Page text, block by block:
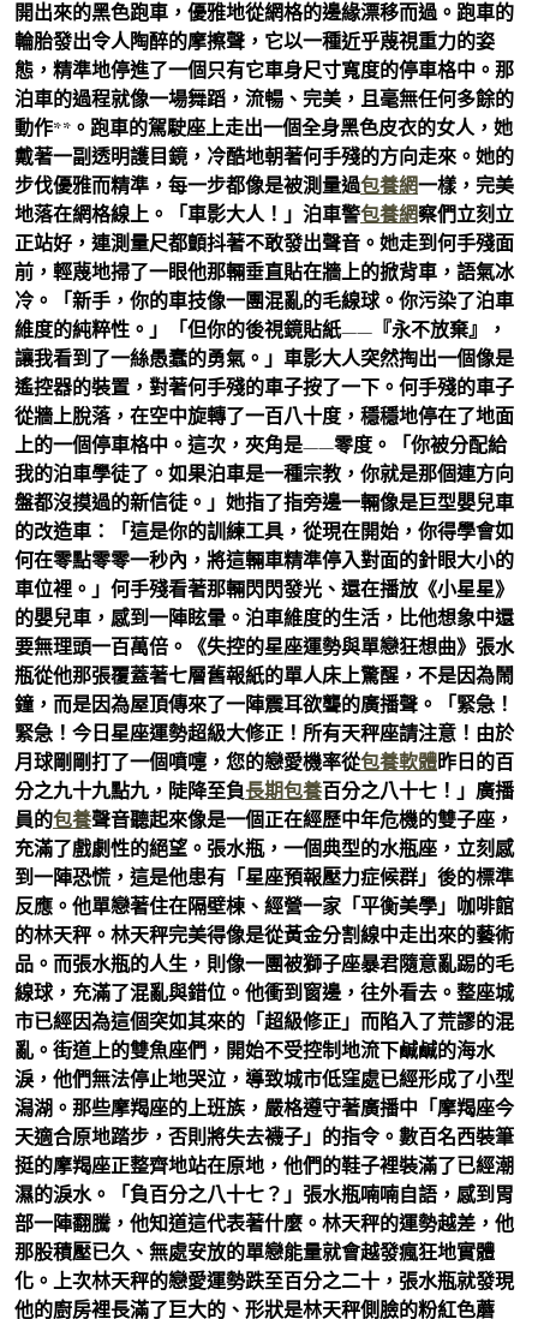
開出來的黑色跑車，優雅地從網格的邊緣漂移而過。跑車的
輪胎發出令人陶醉的摩擦聲，它以一種近乎蔑視重力的姿
態，精準地停進了一個只有它車身尺寸寬度的停車格中。那
泊車的過程就像一場舞蹈，流暢、完美，且毫無任何多餘的
動作**。跑車的駕駛座上走出一個全身黑色皮衣的女人，她
戴著一副透明護目鏡，冷酷地朝著何手殘的方向走來。她的
步伐優雅而精準，每一步都像是被測量過包養網一樣，完美
地落在網格線上。「車影大人！」泊車警包養網察們立刻立
正站好，連測量尺都顫抖著不敢發出聲音。她走到何手殘面
前，輕蔑地掃了一眼他那輛垂直貼在牆上的掀背車，語氣冰
冷。「新手，你的車技像一團混亂的毛線球。你污染了泊車
維度的純粹性。」「但你的後視鏡貼紙——『永不放棄』，
讓我看到了一絲愚蠢的勇氣。」車影大人突然掏出一個像是
遙控器的裝置，對著何手殘的車子按了一下。何手殘的車子
從牆上脫落，在空中旋轉了一百八十度，穩穩地停在了地面
上的一個停車格中。這次，夾角是——零度。「你被分配給
我的泊車學徒了。如果泊車是一種宗教，你就是那個連方向
盤都沒摸過的新信徒。」她指了指旁邊一輛像是巨型嬰兒車
的改造車：「這是你的訓練工具，從現在開始，你得學會如
何在零點零零一秒內，將這輛車精準停入對面的針眼大小的
車位裡。」何手殘看著那輛閃閃發光、還在播放《小星星》
的嬰兒車，感到一陣眩暈。泊車維度的生活，比他想象中還
要無理頭一百萬倍。《失控的星座運勢與單戀狂想曲》張水
瓶從他那張覆蓋著七層舊報紙的單人床上驚醒，不是因為鬧
鐘，而是因為屋頂傳來了一陣震耳欲聾的廣播聲。「緊急！
緊急！今日星座運勢超級大修正！所有天秤座請注意！由於
月球剛剛打了一個噴嚏，您的戀愛機率從包養軟體昨日的百
分之九十九點九，陡降至負長期包養百分之八十七！」廣播
員的包養聲音聽起來像是一個正在經歷中年危機的雙子座，
充滿了戲劇性的絕望。張水瓶，一個典型的水瓶座，立刻感
到一陣恐慌，這是他患有「星座預報壓力症候群」後的標準
反應。他單戀著住在隔壁棟、經營一家「平衡美學」咖啡館
的林天秤。林天秤完美得像是從黃金分割線中走出來的藝術
品。而張水瓶的人生，則像一團被獅子座暴君隨意亂踢的毛
線球，充滿了混亂與錯位。他衝到窗邊，往外看去。整座城
市已經因為這個突如其來的「超級修正」而陷入了荒謬的混
亂。街道上的雙魚座們，開始不受控制地流下鹹鹹的海水
淚，他們無法停止地哭泣，導致城市低窪處已經形成了小型
潟湖。那些摩羯座的上班族，嚴格遵守著廣播中「摩羯座今
天適合原地踏步，否則將失去襪子」的指令。數百名西裝筆
挺的摩羯座正整齊地站在原地，他們的鞋子裡裝滿了已經潮
濕的淚水。「負百分之八十七？」張水瓶喃喃自語，感到胃
部一陣翻騰，他知道這代表著什麼。林天秤的運勢越差，他
那股積壓已久、無處安放的單戀能量就會越發瘋狂地實體
化。上次林天秤的戀愛運勢跌至百分之二十，張水瓶就發現
他的廚房裡長滿了巨大的、形狀是林天秤側臉的粉紅色蘑